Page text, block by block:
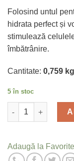
Folosind untul
hidrata perfect și
stimulează
îmbătrânire.
Cantitate: 0,759 kg
5 în stoc
Cantitate
Adaugă la Favorite